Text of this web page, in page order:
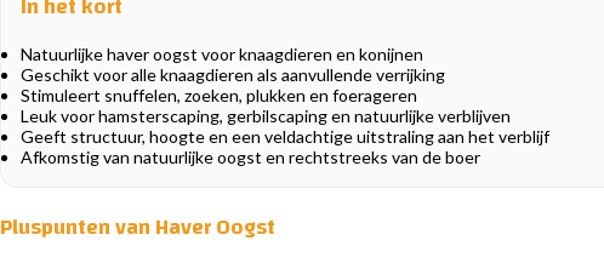
Natuurlijke haver oogst voor knaagdieren en konijnen
Geschikt voor alle knaagdieren als aanvullende verrijking
Stimuleert snuffelen, zoeken, plukken en foerageren
Leuk voor hamsterscaping, gerbilscaping en natuurlijke verblijven
Geeft structuur, hoogte en een veldachtige uitstraling aan het verblijf
Afkomstig van natuurlijke oogst en rechtstreeks van de boer
Pluspunten van Haver Oogst